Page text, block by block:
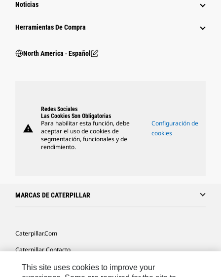
Noticias
Herramientas De Compra
North America ‧ Español
warning
Redes Sociales
Las Cookies Son Obligatorias
Para habilitar esta función, debe
aceptar el uso de cookies de
segmentación, funcionales y de
rendimiento.
Configuración de
cookies
MARCAS DE CATERPILLAR
Caterpillar.com
Caterpillar Contacto
Mis Preferencias De Marketing
This site uses cookies to improve your